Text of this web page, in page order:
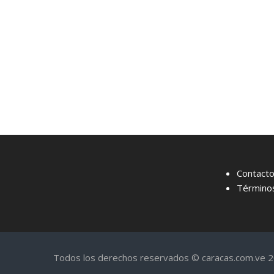
Contacto
Todos los derechos reservados © caracas.com.ve